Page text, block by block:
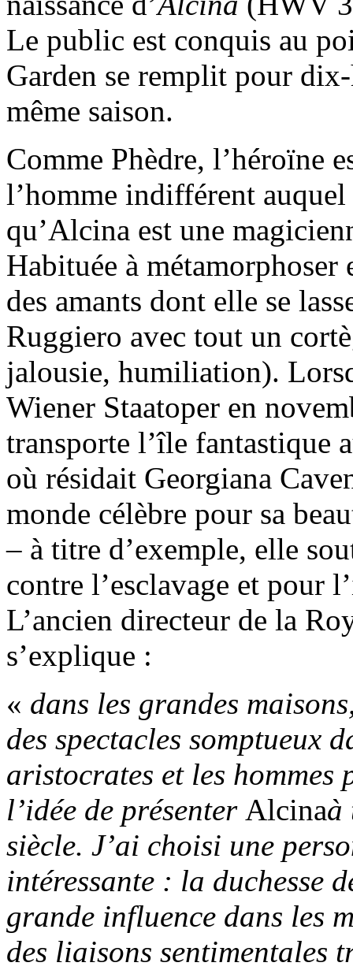
Le public est conquis au
Garden se remplit pour
même saison.
Comme Phèdre, l’héroïne
l’homme indifférent auquel
qu’Alcina est une
Habituée à
des amants dont elle se
Ruggiero avec tout un
jalousie, humiliation).
Wiener Staatoper en
transporte l’île fantastique
où résidait Georgiana
monde célèbre pour sa
– à titre d’exemple, elle
contre l’esclavage et pour
L’ancien directeur de la
s’explique :
« dans les grandes
des spectacles somptueux
aristocrates et les hommes
l’idée de présenter Alcinaà
siècle. J’ai choisi une
intéressante : la duchesse
grande influence dans les
des liaisons sentimentales